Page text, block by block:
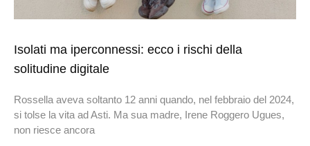
Isolati ma iperconnessi: ecco i rischi della
solitudine digitale
Rossella aveva soltanto 12 anni quando, nel febbraio del 2024,
si tolse la vita ad Asti. Ma sua madre, Irene Roggero Ugues,
non riesce ancora